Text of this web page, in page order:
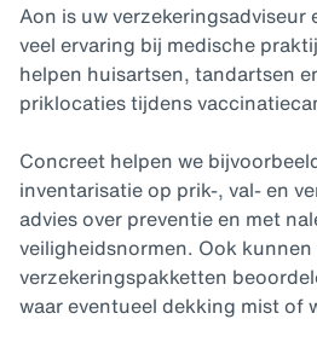
Aon is uw verzekeringsadviseur
veel ervaring bij medische
helpen huisartsen, tandartsen
priklocaties tijdens
Concreet helpen we
inventarisatie op prik-, val- en
advies over preventie en met
veiligheidsnormen. Ook
verzekeringspakketten
waar eventueel dekking mist of